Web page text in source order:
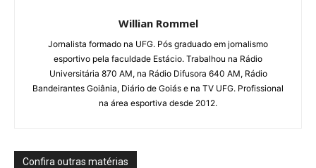
Willian Rommel
Jornalista formado na UFG. Pós graduado em jornalismo
esportivo pela faculdade Estácio. Trabalhou na Rádio
Universitária 870 AM, na Rádio Difusora 640 AM, Rádio
Bandeirantes Goiânia, Diário de Goiás e na TV UFG. Profissional
na área esportiva desde 2012.
Confira outras matérias